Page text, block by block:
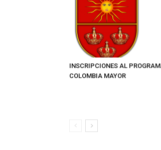
INSCRIPCIONES AL
COLOMBIA MAYOR